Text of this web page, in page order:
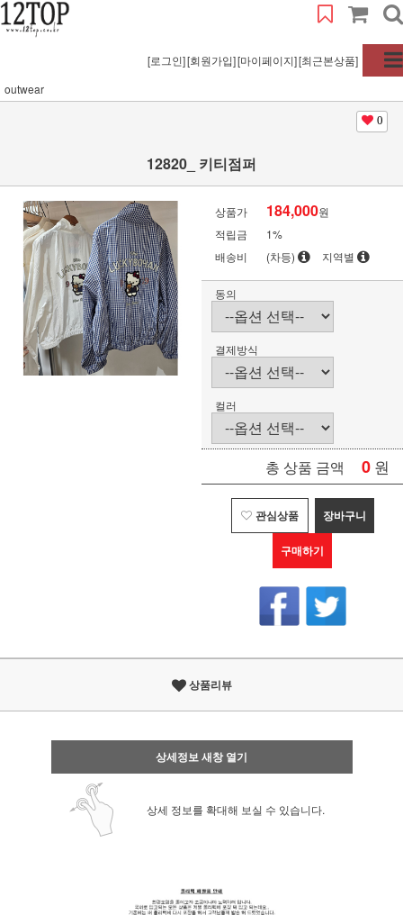
[로그인][회원가입][마이페이지][최근본상품]
outwear
0
12820_ 키티점퍼
상품가 184,000원
적립금
1%
배송비
(차등) 지역별
동의
결제방식
컬러
총 상품 금액 0 원
관심상품 장바구니
구매하기
상품리뷰
상세정보 새창 열기
상세 정보를 확대해 보실 수 있습니다.